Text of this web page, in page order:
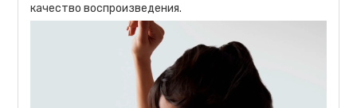
качество воспроизведения.